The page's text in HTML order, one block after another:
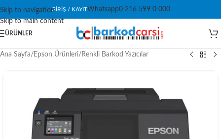
Skip to navigation
Skip to main content
GIRIŞ / KAYITWhatsapp0 216 599 0 000
ÜRÜNLER
Ana Sayfa/ Epson Ürünleri/ Renkli Barkod Yazıcılar